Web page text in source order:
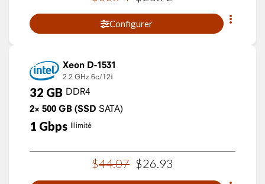
Configurer
Xeon D-1531
2.2 GHz 6c/12t
32 GB DDR4
2× 500 GB (SSD SATA)
1 Gbps Illimité
$44.07 $26 93